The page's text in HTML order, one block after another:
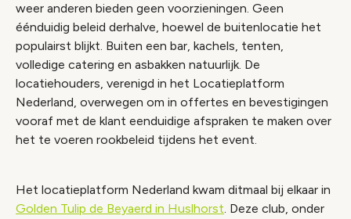
weer anderen bieden geen voorzieningen. Geen
éénduidig beleid derhalve, hoewel de buitenlocatie het
populairst blijkt. Buiten een bar, kachels, tenten,
volledige catering en asbakken natuurlijk. De
locatiehouders, verenigd in het Locatieplatform
Nederland, overwegen om in offertes en bevestigingen
vooraf met de klant eenduidige afspraken te maken over
het te voeren rookbeleid tijdens het event.
Het locatieplatform Nederland kwam ditmaal bij elkaar in
Golden Tulip de Beyaerd in Huslhorst. Deze club, onder